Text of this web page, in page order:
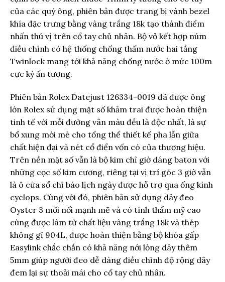
của các quý ông, phiên bản được trang bị vành bezel
khía đặc trưng bằng vàng trắng 18k tạo thành điểm
nhấn thú vị trên cổ tay chủ nhân. Bộ vỏ kết hợp núm
điều chỉnh có hệ thống chống thấm nước hai tầng
Twinlock mang tới khả năng chống nước ở mức 100m
cực kỳ ấn tượng.
Phiên bản Rolex Datejust 126334-0019 đã được ông
lớn Rolex sử dụng mặt số khảm trai được hoàn thiện
tinh tế với mỗi đường vân màu đều là độc nhất, là sự
bổ xung mới mẻ cho tổng thể thiết kế pha lẫn giữa
chất hiện đại và nét cổ điển vốn có của thương hiệu.
Trên nền mặt số vẫn là bộ kim chỉ giờ dáng baton với
những cọc số kim cương, riêng tại vị trí góc 3 giờ vẫn
là ô cửa sổ chỉ báo lịch ngày được hỗ trợ qua ống kính
cyclops. Cùng với đó, phiên bản sử dụng dây đeo
Oyster 3 mối nối mạnh mẽ và có tính thẩm mỹ cao
cùng được làm từ chất liệu vàng trắng 18k và thép
không gỉ 904L, được hoàn thiện bằng bộ khóa gấp
Easylink chắc chắn có khả năng nới lỏng dây thêm
5mm giúp người đeo dễ dàng điều chỉnh độ rộng dây
đem lại sự thoải mái cho cổ tay chủ nhân.